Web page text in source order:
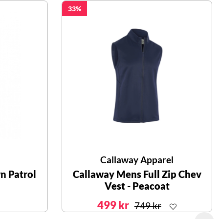
Patrol
33
Callaway Apparel
Callaway Mens Full Zip Chev
Vest - Peacoat
499 kr 749 kr